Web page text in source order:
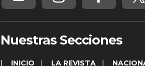
Nuestras Secciones
INICIO LA REVISTA|